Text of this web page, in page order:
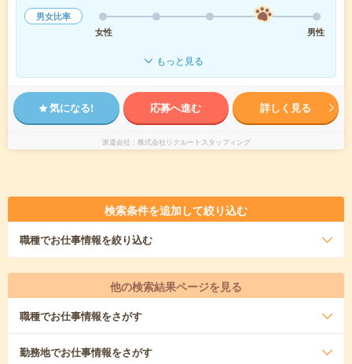
男女比率
女性
男性
もっと見る
気になる! 応募へ進む 詳しく見る
派遣会社 株式会社リクルートスタッフィング
検索条件を追加して絞り込む
職種でお仕事情報を絞り込む
他の検索結果ページを見る
職種でお仕事情報をさがす
勤務地でお仕事情報をさがす